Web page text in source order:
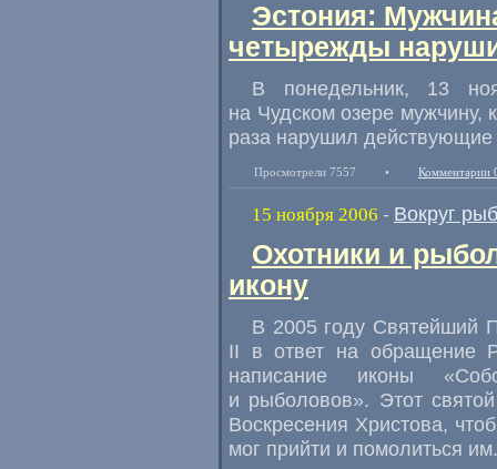
Эстония:
четырежды
В понедельник, 13
на Чудском озере мужчину,
раза нарушил
Просмотрели 7557 • Комментарии
15 ноября 2006 - Вокруг
Охотники и
икону
В 2005 году Святейший
II в ответ на обращение
написание иконы
и рыболовов». Этот
Воскресения Христова,
мог прийти и помолиться им.